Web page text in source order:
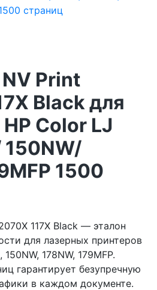
Print
Black для
Color LJ
1500
117X Black — эталон
для лазерных принтеров
178NW, 179MFP.
гарантирует безупречную
в каждом документе.